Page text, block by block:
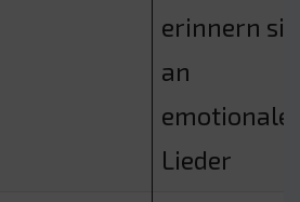
erinnern
an
emotionale
Lieder